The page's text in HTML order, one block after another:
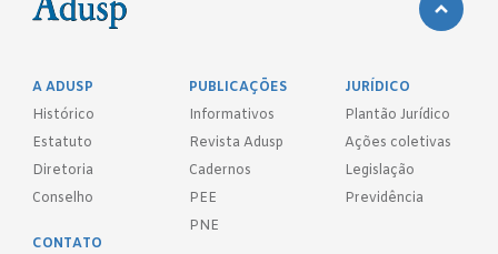
A ADUSP
Histórico
Estatuto
Diretoria
Conselho
PUBLICAÇÕES
Informativos
Revista Adusp
Cadernos
PEE
PNE
JURÍDICO
Plantão Jurídico
Ações coletivas
Legislação
Previdência
CONTATO